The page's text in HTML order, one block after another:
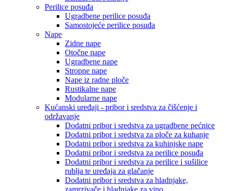
Perilice posuđa
Ugradbene perilice posuđa
Samostojeće perilice posuđa
Nape
Zidne nape
Otočne nape
Ugradbene nape
Stropne nape
Nape iz radne ploče
Rustikalne nape
Modularne nape
Kućanski uređaji - pribor i sredstva za čišćenje i
održavanje
Dodatni pribor i sredstva za ugradbene pećnice
Dodatni pribor i sredstva za ploče za kuhanje
Dodatni pribor i sredstva za kuhinjske nape
Dodatni pribor i sredstva za perilice posuđa
Dodatni pribor i sredstva za perilice i sušilice
rublja te uređaja za glačanje
Dodatni pribor i sredstva za hladnjake,
zamrzivače i hladnjake za vino